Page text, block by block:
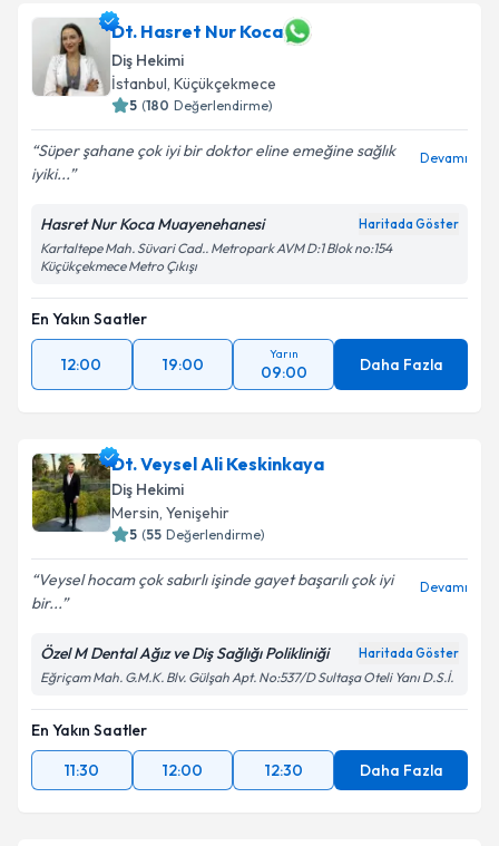
Dt. Hasret Nur Koca
Diş Hekimi
İstanbul, Küçükçekmece
5 (180 Değerlendirme)
Süper şahane çok iyi bir doktor eline emeğine sağlık
iyiki...
Devamı
Hasret Nur Koca Muayenehanesi Haritada Göster
Kartaltepe Mah. Süvari Cad.. Metropark AVM D:1 Blok no:154
Küçükçekmece Metro Çıkışı
En Yakın Saatler
12:00 19:00
Yarın
09:00 Daha Fazla
Dt. Veysel Ali Keskinkaya
Diş Hekimi
Mersin, Yenişehir
5 (55 Değerlendirme)
Veysel hocam çok sabırlı işinde gayet başarılı çok iyi
bir...
Devamı
Özel M Dental Ağız ve Diş Sağlığı Polikliniği Haritada Göster
Eğriçam Mah. G.M.K. Blv. Gülşah Apt. No:537/D Sultaşa Oteli Yanı D.S.İ.
En Yakın Saatler
11:30
12:00 12:30 Daha Fazla